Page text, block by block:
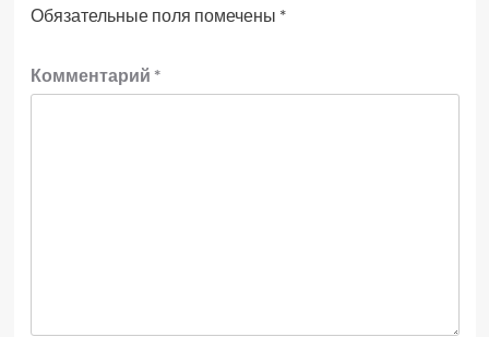
Обязательные поля помечены *
Комментарий *